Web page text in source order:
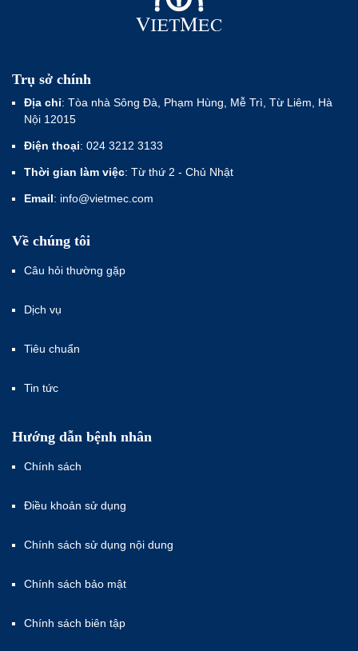
Trụ sở chính
Địa chỉ: Tòa nhà Sông Đà, Phạm Hùng, Mễ Trì, Từ Liêm, Hà
Nội 12015
Điện thoại: 024 3212 3133
Thời gian làm việc: Từ thứ 2 - Chủ Nhật
Email: info@vietmec.com
Về chúng tôi
Câu hỏi thường gặp
Dịch vụ
Tiêu chuẩn
Tin tức
Hướng dẫn bệnh nhân
Chính sách
Điều khoản sử dụng
Chính sách sử dụng nội dung
Chính sách bảo mật
Chính sách biên tập